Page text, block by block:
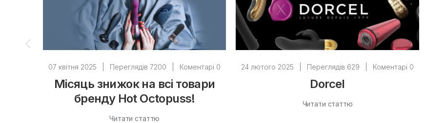
07 квітня 2025 Переглядів 7200 Коментарі 0
Місяць знижок на всі товари
бренду Hot Octopuss!
Читати статтю
24 лютого 2025 Переглядів 629 Коментарі 0
Dorcel
Читати статтю